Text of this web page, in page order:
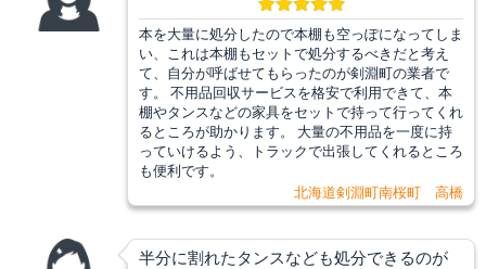
本を大量に処分したので本棚も空っぽになってしま
い、これは本棚もセットで処分するべきだと考え
て、自分が呼ばせてもらったのが剣淵町の業者で
す。 不用品回収サービスを格安で利用できて、本
棚やタンスなどの家具をセットで持って行ってくれ
るところが助かります。 大量の不用品を一度に持
っていけるよう、トラックで出張してくれるところ
も便利です。
北海道剣淵町南桜町 高橋
半分に割れたタンスなども処分できるのが